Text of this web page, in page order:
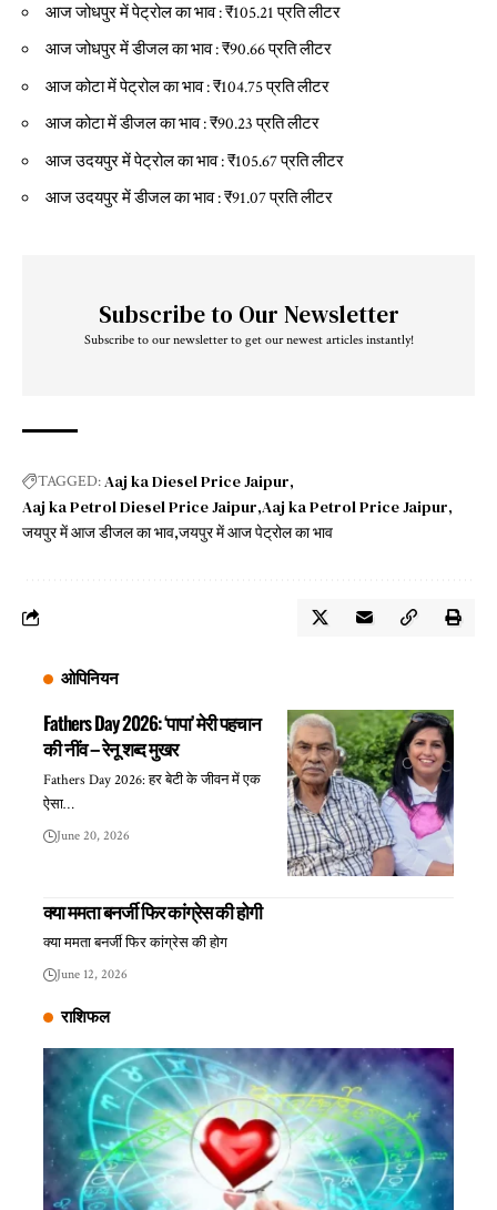
आज जोधपुर में पेट्रोल का भाव : ₹105.21 प्रति लीटर
आज जोधपुर में डीजल का भाव : ₹90.66 प्रति लीटर
आज कोटा में पेट्रोल का भाव : ₹104.75 प्रति लीटर
आज कोटा में डीजल का भाव : ₹90.23 प्रति लीटर
आज उदयपुर में पेट्रोल का भाव : ₹105.67 प्रति लीटर
आज उदयपुर में डीजल का भाव : ₹91.07 प्रति लीटर
Subscribe to Our Newsletter
Subscribe to our newsletter to get our newest articles instantly!
TAGGED:Aaj ka Diesel Price Jaipur
Aaj ka Petrol Diesel Price Jaipur Aaj ka Petrol Price Jaipur
जयपुर में आज डीजल का भाव जयपुर में आज पेट्रोल का भाव
ओपिनियन
Fathers Day 2026: ‘पापा’ मेरी पहचान
की नींव – रेनू शब्द मुखर
Fathers Day 2026: हर बेटी के जीवन में एक
ऐसा…
June 20, 2026
क्या ममता बनर्जी फिर कांग्रेस की होगी
क्या ममता बनर्जी फिर कांग्रेस की होग
June 12, 2026
राशिफल